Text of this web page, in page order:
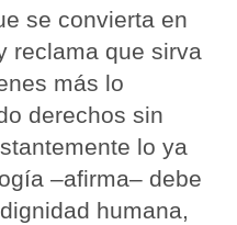
se convierta en
reclama que sirva
más lo
derechos sin
lo ya
–afirma– debe
humana,